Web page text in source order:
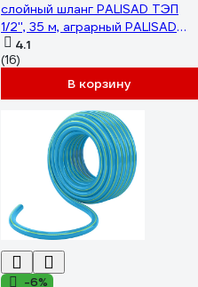
слойный шланг PALISAD ТЭП
1/2'', 35 м, аграрный PALISAD
67111
4.1
(16)
В корзину
-6%